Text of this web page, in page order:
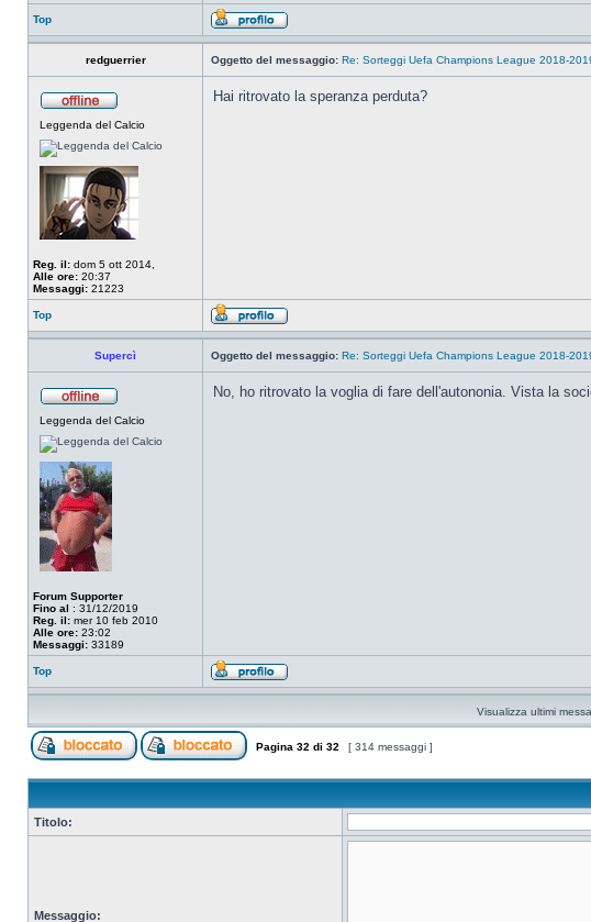
Top
redguerrier Oggetto del messaggio: Re: Sorteggi Uefa Champions League 2018-
Leggenda del Calcio
Reg. il: dom 5 ott 2014,
Alle ore: 20:37
Messaggi: 21223
Hai ritrovato la speranza perduta?
Top
Supercì Oggetto del messaggio: Re: Sorteggi Uefa Champions League 2018-
Leggenda del Calcio
Forum Supporter
Fino al : 31/12/2019
Reg. il: mer 10 feb 2010
Alle ore: 23:02
Messaggi: 33189
No, ho ritrovato la voglia di fare dell'autononia. Vista la
Top
Visualizza ultimi
Pagina 32 di 32 [ 314 messaggi ]
Titolo:
Messaggio: